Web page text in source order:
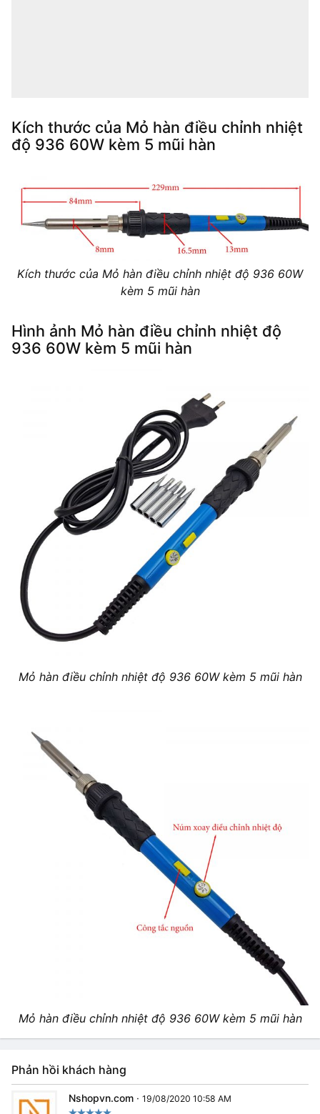
Kích thước của Mỏ hàn điều chỉnh nhiệt
độ 936 60W kèm 5 mũi hàn
Kích thước của Mỏ hàn điều chỉnh nhiệt độ 936 60W
kèm 5 mũi hàn
Hình ảnh Mỏ hàn điều chỉnh nhiệt độ
936 60W kèm 5 mũi hàn
Mỏ hàn điều chỉnh nhiệt độ 936 60W kèm 5 mũi hàn
Mỏ hàn điều chỉnh nhiệt độ 936 60W kèm 5 mũi hàn
Phản hồi khách hàng
Nshopvn.com · 19/08/2020 10:58 AM